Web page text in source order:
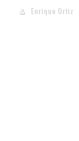
Enrique Ortiz